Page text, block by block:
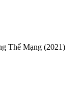
Thế Mạng (2021)